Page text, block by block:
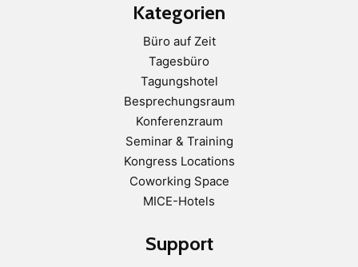
Kategorien
Büro auf Zeit
Tagesbüro
Tagungshotel
Besprechungsraum
Konferenzraum
Seminar & Training
Kongress Locations
Coworking Space
MICE-Hotels
Support